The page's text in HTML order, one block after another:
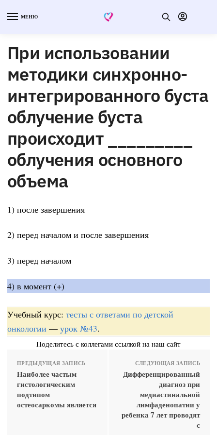
МЕНЮ
При использовании
методики синхронно-
интегрированного буста
облучение буста
происходит _________
облучения основного
объема
1) после завершения
2) перед началом и после завершения
3) перед началом
4) в момент (+)
Учебный курс: тесты с ответами по детской
онкологии — урок №43.
Поделитесь с коллегами ссылкой на наш сайт
ПРЕДЫДУЩАЯ ЗАПИСЬ
Наиболее частым
гистологическим
подтипом
остеосаркомы является
СЛЕДУЮЩАЯ ЗАПИСЬ
Дифференцированный
диагноз при
медиастинальной
лимфаденопатии у
ребенка 7 лет проводят
с